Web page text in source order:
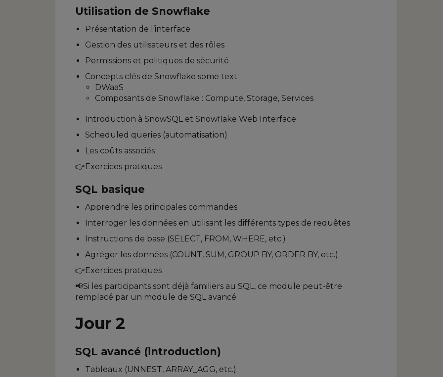
Utilisation de Snowflake
Présentation de l’interface
Gestion des utilisateurs et des rôles
Permissions et politiques de sécurité
Concepts clés de Snowflake some text
DWaaS
Composants de Snowflake : Compute, Storage, Services
Introduction à SnowSQL et Snowflake Web Interface
Scheduled queries (automatisation)
Les coûts associés
👉Exercices pratiques
SQL basique
Apprendre les principales commandes
Interroger les données en utilisant les différents types de requêtes
Instructions de base (SELECT, FROM, WHERE, etc.)
Agréger les données (COUNT, SUM, GROUP BY, ORDER BY, etc.)
👉Exercices pratiques
📢Si les participants sont déjà familiers au SQL, ce module peut-être
remplacé par un module de SQL avancé
Jour 2
SQL avancé (introduction)
Tableaux (UNNEST, ARRAY_AGG, etc.)